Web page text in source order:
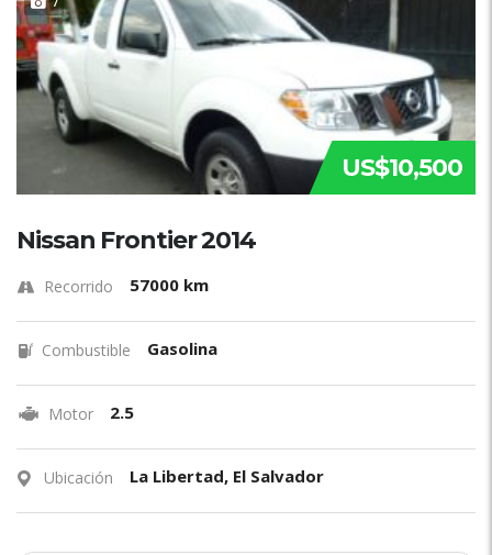
US$10,500
Nissan Frontier 2014
Recorrido 57000 km
Combustible Gasolina
Motor 2.5
Ubicación La Libertad, El Salvador